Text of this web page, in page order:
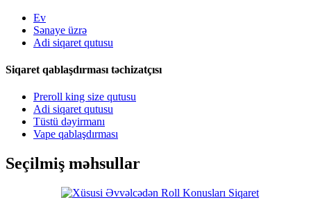
Ev
Sənaye üzrə
Adi siqaret qutusu
Siqaret qablaşdırması təchizatçısı
Preroll king size qutusu
Adi siqaret qutusu
Tüstü dəyirmanı
Vape qablaşdırması
Seçilmiş məhsullar